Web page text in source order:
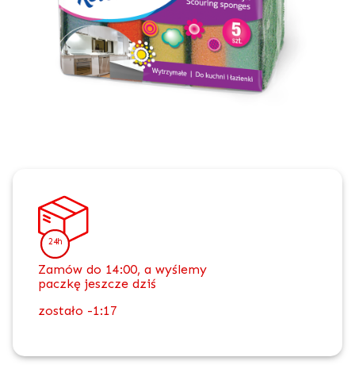
24h
Zamów do 14:00, a wyślemy
paczkę jeszcze dziś
zostało -1:17